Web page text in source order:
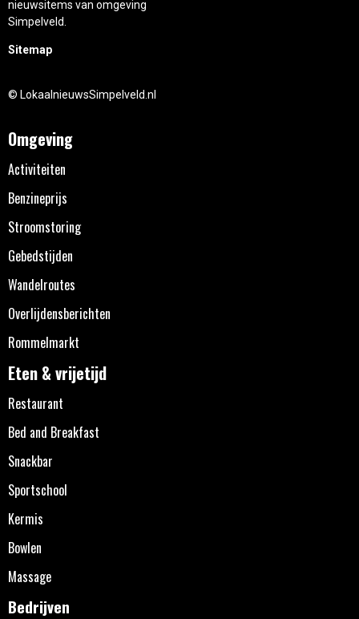
nieuwsitems van omgeving
Simpelveld.
Sitemap
© LokaalnieuwsSimpelveld.nl
Omgeving
Activiteiten
Benzineprijs
Stroomstoring
Gebedstijden
Wandelroutes
Overlijdensberichten
Rommelmarkt
Eten & vrijetijd
Restaurant
Bed and Breakfast
Snackbar
Sportschool
Kermis
Bowlen
Massage
Bedrijven